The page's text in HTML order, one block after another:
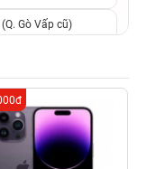
Gò Vấp cũ)
Tân Phú cũ)
Minh (Q.9 TP. Thủ
(Bình Thọ, TP. Thủ